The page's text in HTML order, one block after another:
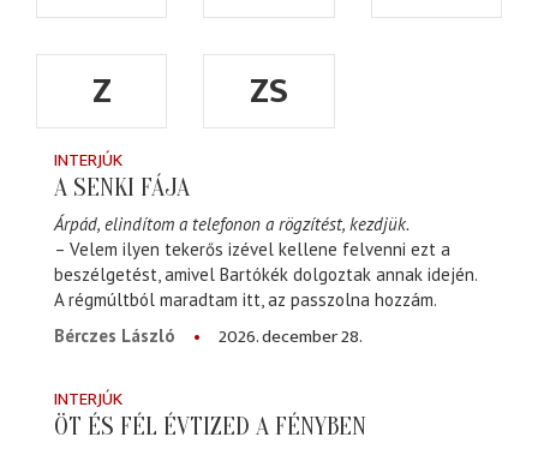
Z
ZS
INTERJÚK
A SENKI FÁJA
Árpád, elindítom a telefonon a rögzítést, kezdjük.
– Velem ilyen tekerős izével kellene felvenni ezt a
beszélgetést, amivel Bartókék dolgoztak annak idején.
A régmúltból maradtam itt, az passzolna hozzám.
Bérczes László
2026. december 28.
INTERJÚK
ÖT ÉS FÉL ÉVTIZED A FÉNYBEN